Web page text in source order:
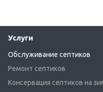
Услуги
Обслуживание септиков
Ремонт септиков
Консервация септиков на